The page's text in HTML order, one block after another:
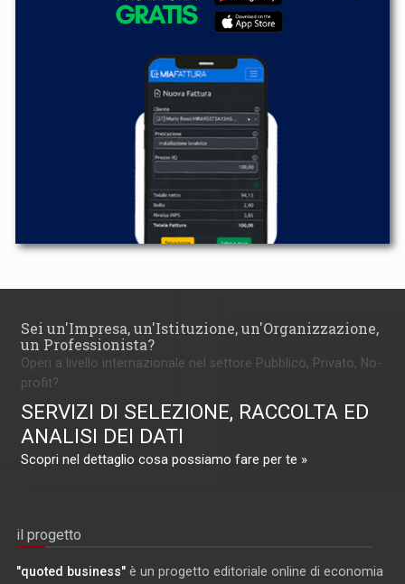
Sei un'Impresa, un'Istituzione, un'Organizzazione,
un Professionista?
Operi a livello internazionale nel settore Pubblico, Privato, No-
profit?
SERVIZI DI SELEZIONE, RACCOLTA ED
ANALISI DEI DATI
Scopri nel dettaglio cosa possiamo fare per te »
il progetto
"quoted business" è un progetto editoriale online di economia